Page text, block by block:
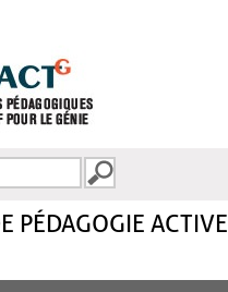
PÉDAGOGIE ACTIVE